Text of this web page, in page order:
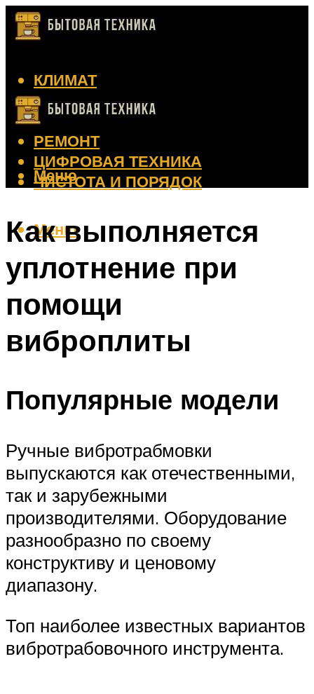
КЛИМАТ
КРАСОТА
КУХНЯ
РЕМОНТ
ЦИФРОВАЯ ТЕХНИКА
ЧИСТОТА И ПОРЯДОК
Меню
Меню
Как выполняется
уплотнение при
помощи
виброплиты
Популярные модели
Ручные вибротрабмовки
выпускаются как отечественными,
так и зарубежными
производителями. Оборудование
разнообразно по своему
конструктиву и ценовому
диапазону.
Топ наиболее известных вариантов
вибротрабовочного инструмента.